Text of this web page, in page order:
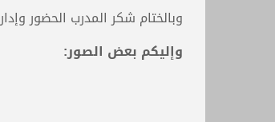
وبالختام شكر المدرب الحضور
وإليكم بعض الصور: